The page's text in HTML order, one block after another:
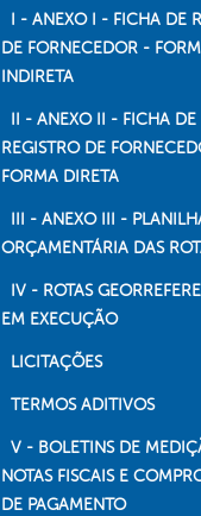
I - ANEXO I - FICHA DE
DE FORNECEDOR -
INDIRETA
II - ANEXO II - FICHA DE
REGISTRO DE
FORMA DIRETA
III - ANEXO III -
ORÇAMENTÁRIA DAS
IV - ROTAS
EM EXECUÇÃO
LICITAÇÕES
TERMOS ADITIVOS
V - BOLETINS DE
NOTAS FISCAIS E
DE PAGAMENTO